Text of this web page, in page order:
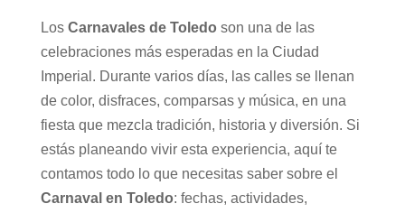
Los Carnavales de Toledo son una de las
celebraciones más esperadas en la Ciudad
Imperial. Durante varios días, las calles se llenan
de color, disfraces, comparsas y música, en una
fiesta que mezcla tradición, historia y diversión. Si
estás planeando vivir esta experiencia, aquí te
contamos todo lo que necesitas saber sobre el
Carnaval en Toledo: fechas, actividades,